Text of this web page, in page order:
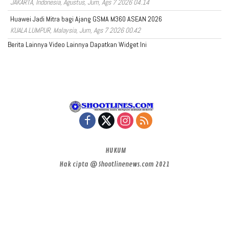
JAKARTA, Indonesia, Agustus, Jum, Ags 7 2026 04.14
Huawei Jadi Mitra bagi Ajang GSMA M360 ASEAN 2026
KUALA LUMPUR, Malaysia, Jum, Ags 7 2026 00.42
Berita Lainnya Video Lainnya Dapatkan Widget Ini
HUKUM
Hak cipta @ Shootlinenews.com 2021